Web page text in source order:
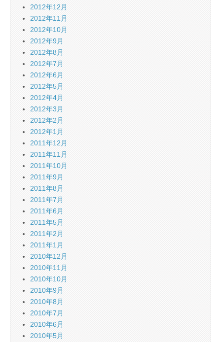
2012年12月
2012年11月
2012年10月
2012年9月
2012年8月
2012年7月
2012年6月
2012年5月
2012年4月
2012年3月
2012年2月
2012年1月
2011年12月
2011年11月
2011年10月
2011年9月
2011年8月
2011年7月
2011年6月
2011年5月
2011年2月
2011年1月
2010年12月
2010年11月
2010年10月
2010年9月
2010年8月
2010年7月
2010年6月
2010年5月